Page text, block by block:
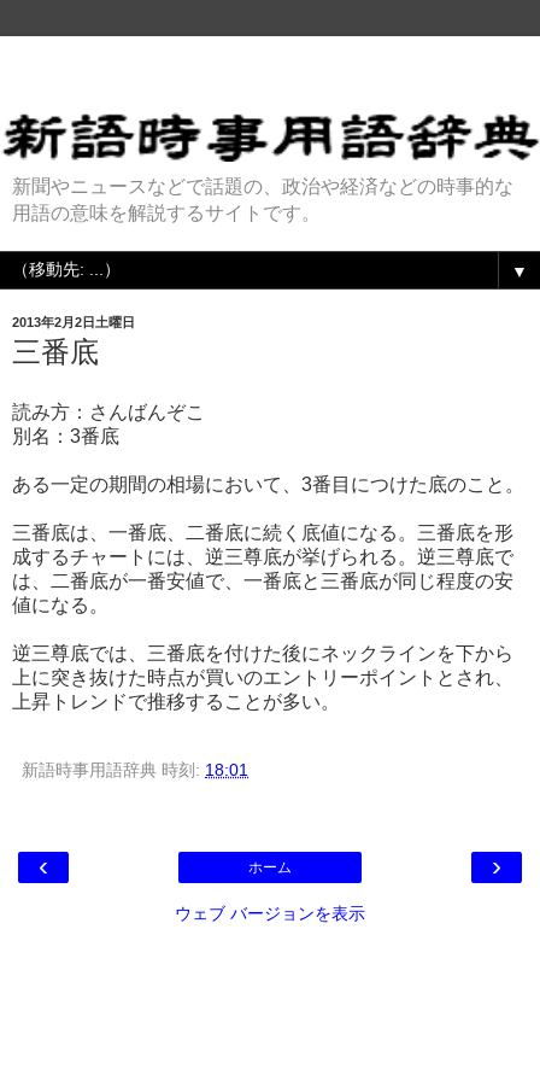
新聞やニュースなどで話題の、政治や経済などの時事的な
用語の意味を解説するサイトです。
▼
2013年2月2日土曜日
三番底
読み方：さんばんぞこ
別名：3番底
ある一定の期間の相場において、3番目につけた底のこと。
三番底は、一番底、二番底に続く底値になる。三番底を形
成するチャートには、逆三尊底が挙げられる。逆三尊底で
は、二番底が一番安値で、一番底と三番底が同じ程度の安
値になる。
逆三尊底では、三番底を付けた後にネックラインを下から
上に突き抜けた時点が買いのエントリーポイントとされ、
上昇トレンドで推移することが多い。
新語時事用語辞典 時刻: 18:01
‹ ›
ホーム
ウェブ バージョンを表示